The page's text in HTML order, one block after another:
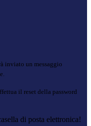
inviato un messaggio
il reset della password
di posta elettronica!